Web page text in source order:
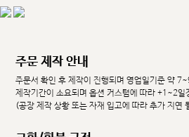
주문 제작 안내
주문서 확인 후 제작이 진행되며 영업일기준 약
제작기간이 소요되며 옵션 커스텀에 따라 +1~2일
(공장 제작 상황 또는 자재 입고에 따라 추가 지연